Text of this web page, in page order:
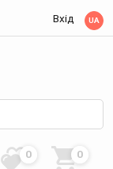
Вхід UA
0 0